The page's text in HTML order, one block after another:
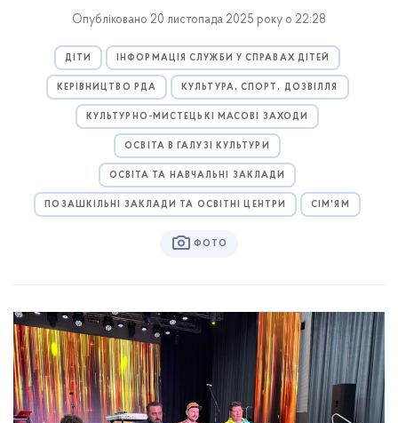
Опубліковано 20 листопада 2025 року о 22:28
ДІТИ ІНФОРМАЦІЯ СЛУЖБИ У СПРАВАХ ДІТЕЙ
КЕРІВНИЦТВО РДА КУЛЬТУРА, СПОРТ, ДОЗВІЛЛЯ
КУЛЬТУРНО-МИСТЕЦЬКІ МАСОВІ ЗАХОДИ
ОСВІТА В ГАЛУЗІ КУЛЬТУРИ
ОСВІТА ТА НАВЧАЛЬНІ ЗАКЛАДИ
ПОЗАШКІЛЬНІ ЗАКЛАДИ ТА ОСВІТНІ ЦЕНТРИ СІМ'ЯМ
ФОТО